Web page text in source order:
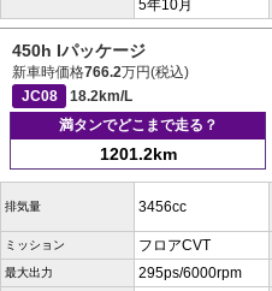
5年10月
450h Iパッケージ
新車時価格766.2万円(税込)
JC08
18.2km/L
満タンでどこまで走る？
1201.2km
排気量 3456cc
ミッション フロアCVT
最大出力 295ps/6000rpm